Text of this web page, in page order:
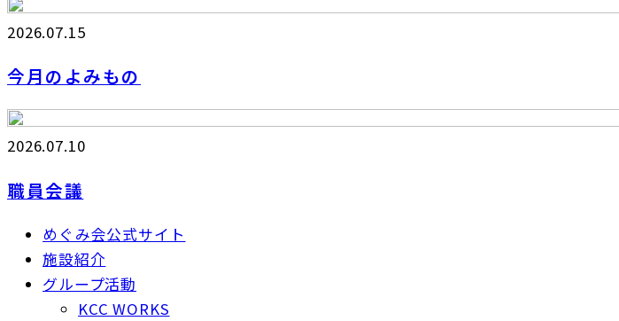
2026.07.15
今月のよみもの
2026.07.10
職員会議
めぐみ会公式サイト
施設紹介
グループ活動
KCC WORKS